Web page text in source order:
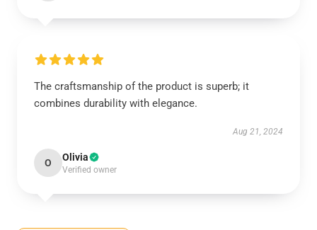
The craftsmanship of the product is superb; it
combines durability with elegance.
Aug 21, 2024
O Olivia
Verified owner